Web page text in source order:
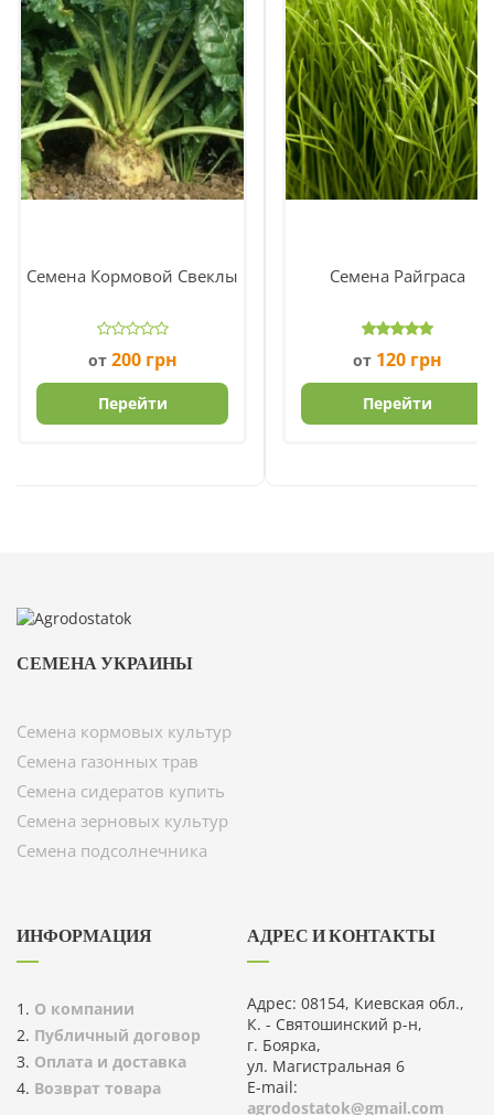
Семена Кормовой Свеклы
от 200 грн
Перейти
Семена Райграса
от 120 грн
Перейти
СЕМЕНА УКРАИНЫ
Семена кормовых культур
Семена газонных трав
Семена сидератов купить
Семена зерновых культур
Семена подсолнечника
ИНФОРМАЦИЯ
О компании
Публичный договор
Оплата и доставка
Возврат товара
АДРЕС И КОНТАКТЫ
Адрес: 08154, Киевская обл.,
К. - Святошинский р-н,
г. Боярка,
ул. Магистральная 6
E-mail:
agrodostatok@gmail.com